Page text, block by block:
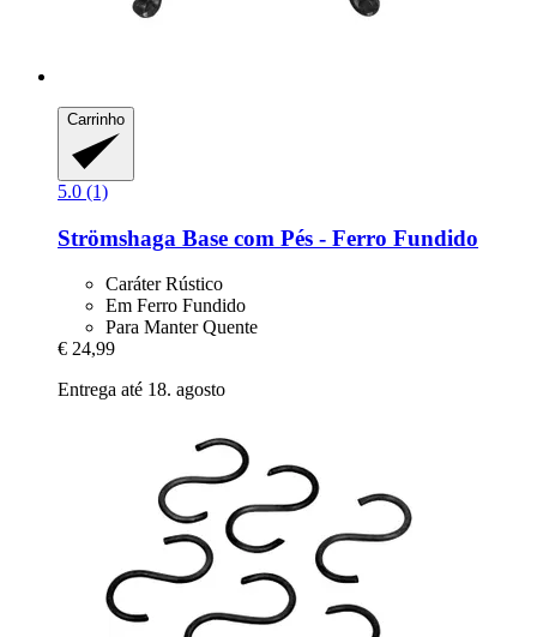
Carrinho
5.0 (1)
Strömshaga Base com Pés -​ Ferro Fundido
Caráter Rústico
Em Ferro Fundido
Para Manter Quente
€ 24,99
Entrega até 18. agosto